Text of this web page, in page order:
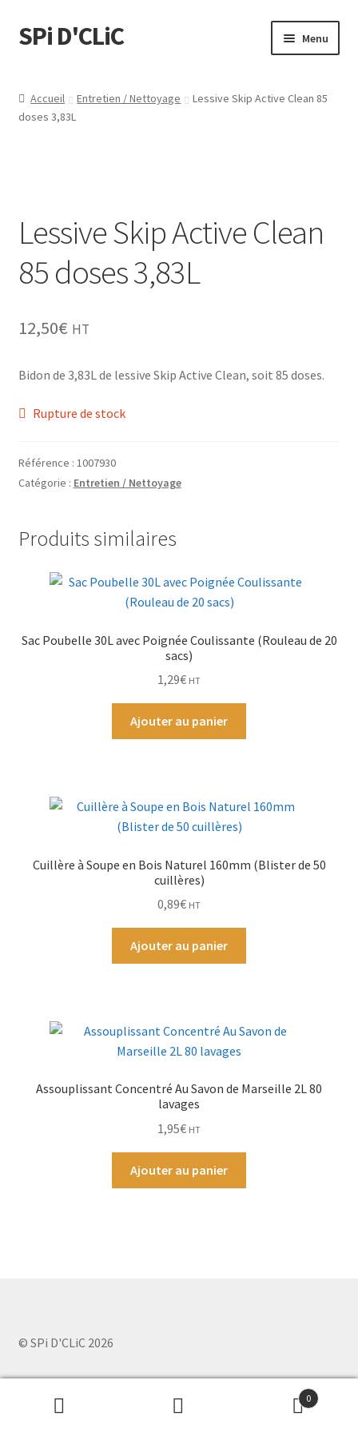
SPi D'CLiC Menu
Filtres
Menthol
Briquets
Chichas
Grinders
Plateau pour rouler
Vape
Pierre Cardin
Alimentaire
Mon compte
Accueil Entretien / Nettoyage
Lessive Skip Active Clean 85
doses 3,83L
Lessive Skip Active Clean
85 doses 3,83L
12,50€ HT
Bidon de 3,83L de lessive Skip Active Clean, soit 85 doses.
Rupture de stock
Référence : 1007930
Catégorie : Entretien / Nettoyage
Produits similaires
Sac Poubelle 30L avec Poignée Coulissante (Rouleau de 20
sacs)
1,29€ HT
Ajouter au panier
Cuillère à Soupe en Bois Naturel 160mm (Blister de 50
cuillères)
0,89€ HT
Ajouter au panier
Assouplissant Concentré Au Savon de Marseille 2L 80
lavages
1,95€ HT
Ajouter au panier
© SPi D'CLiC 2026
Recherche
Recherche
0